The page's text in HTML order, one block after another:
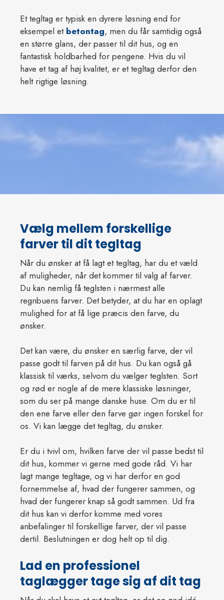
Et tegltag er typisk en dyrere løsning end for
eksempel et betontag, men du får samtidig også
en større glans, der passer til dit hus, og en
fantastisk holdbarhed for pengene. Hvis du vil
have et tag af høj kvalitet, er et tegltag derfor den
helt rigtige løsning.
Vælg mellem forskellige
farver til dit tegltag
Når du ønsker at få lagt et tegltag, har du et væld
af muligheder, når det kommer til valg af farver.
Du kan nemlig få teglsten i nærmest alle
regnbuens farver. Det betyder, at du har en oplagt
mulighed for at få lige præcis den farve, du
ønsker.
Det kan være, du ønsker en særlig farve, der vil
passe godt til farven på dit hus. Du kan også gå
klassisk til værks, selvom du vælger teglsten. Sort
og rød er nogle af de mere klassiske løsninger,
som du ser på mange danske huse. Om du er til
den ene farve eller den farve gør ingen forskel for
os. Vi kan lægge det tegltag, du ønsker.
Er du i tvivl om, hvilken farve der vil passe bedst til
dit hus, kommer vi gerne med gode råd. Vi har
lagt mange tegltage, og vi har derfor en god
fornemmelse af, hvad der fungerer sammen, og
hvad der fungerer knap så godt sammen. Ud fra
dit hus kan vi derfor komme med vores
anbefalinger til forskellige farver, der vil passe
dertil. Beslutningen er dog helt op til dig.​
Lad en professionel
taglægger tage sig af dit tag